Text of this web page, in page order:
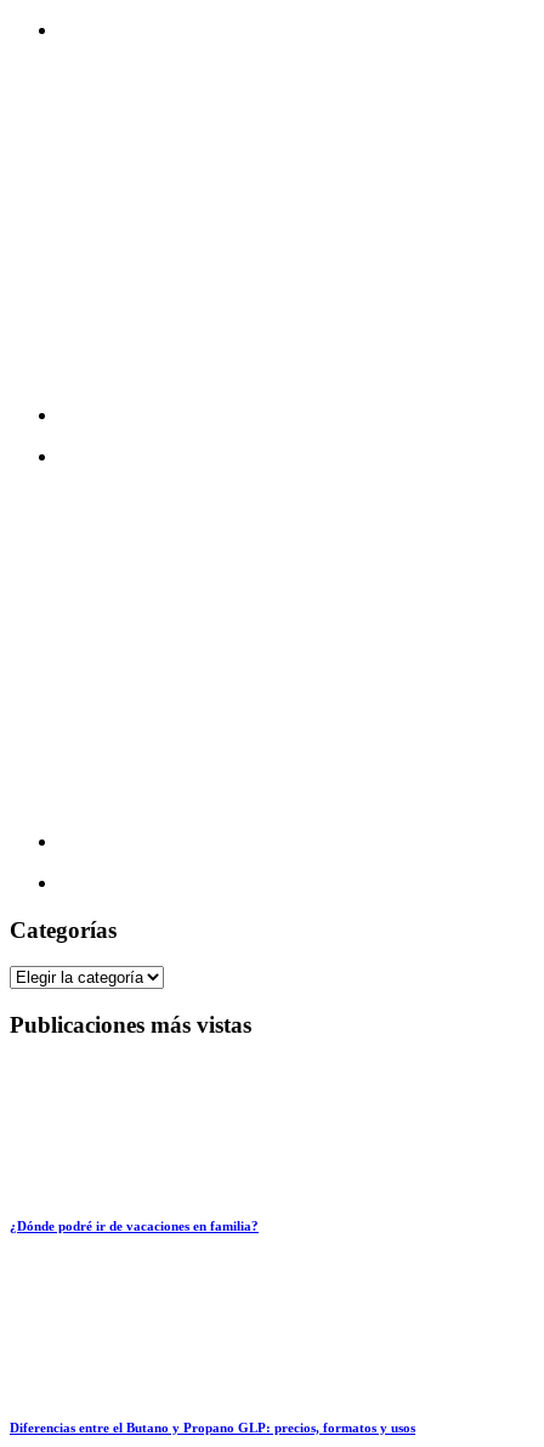
Categorías
Categorías
Publicaciones más vistas
¿Dónde podré ir de vacaciones en familia?
Diferencias entre el Butano y Propano GLP: precios, formatos y usos